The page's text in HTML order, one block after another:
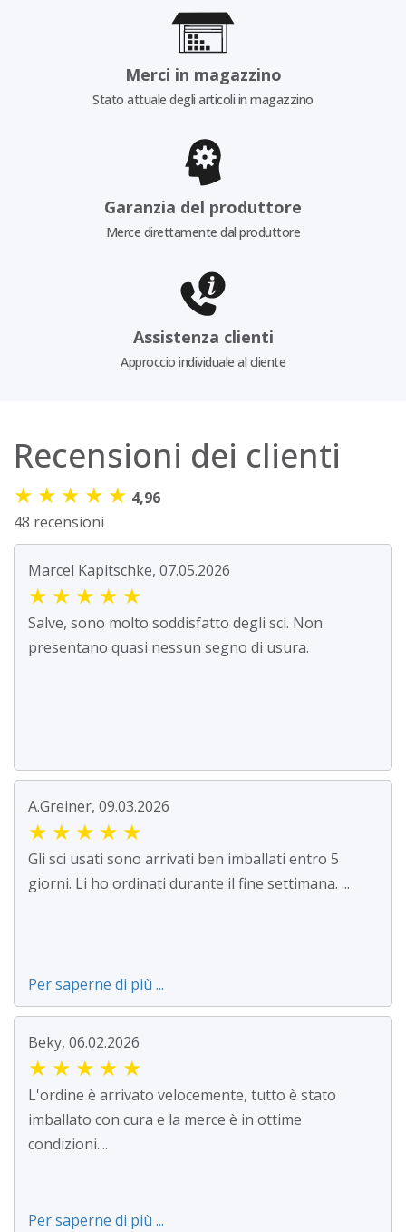
Merci in magazzino
Stato attuale degli articoli in magazzino
Garanzia del produttore
Merce direttamente dal produttore
Assistenza clienti
Approccio individuale al cliente
Recensioni dei clienti
★ ★ ★ ★ ★ 4,96
48 recensioni
Marcel Kapitschke, 07.05.2026
★ ★ ★ ★ ★
Salve, sono molto soddisfatto degli sci. Non
presentano quasi nessun segno di usura.
A.Greiner, 09.03.2026
★ ★ ★ ★ ★
Gli sci usati sono arrivati ben imballati entro 5
giorni. Li ho ordinati durante il fine settimana. ...
Per saperne di più ...
Beky, 06.02.2026
★ ★ ★ ★ ★
L'ordine è arrivato velocemente, tutto è stato
imballato con cura e la merce è in ottime
condizioni....
Per saperne di più ...